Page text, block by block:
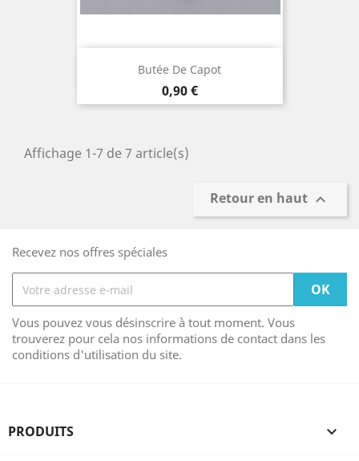
Butée De Capot
Prix
0,90 €
Affichage 1-7 de 7 article(s)
Retour en haut 
Recevez nos offres spéciales
Vous pouvez vous désinscrire à tout moment. Vous
trouverez pour cela nos informations de contact dans les
conditions d'utilisation du site.
PRODUITS 